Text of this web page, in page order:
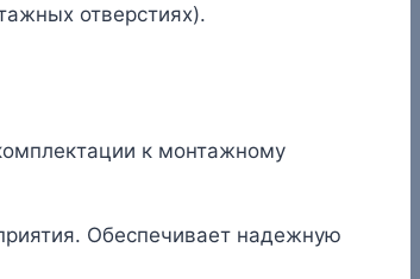
отверстиях).
к монтажному
Обеспечивает надежную